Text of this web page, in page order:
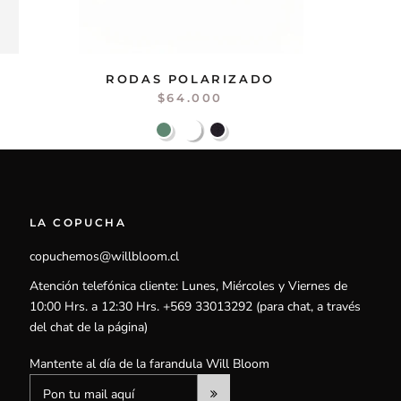
RODAS POLARIZADO
$64.000
LA COPUCHA
copuchemos@willbloom.cl
Atención telefónica cliente: Lunes, Miércoles y Viernes de
10:00 Hrs. a 12:30 Hrs. +569 33013292 (para chat, a través
del chat de la página)
Mantente al día de la farandula Will Bloom